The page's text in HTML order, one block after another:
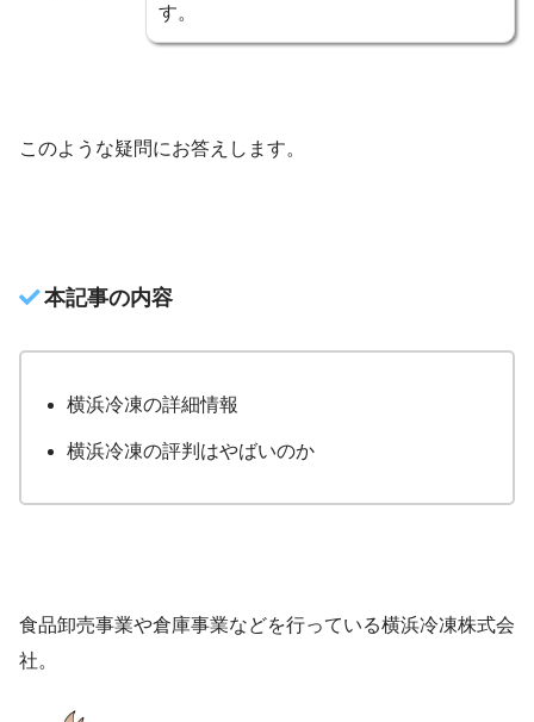
す。
このような疑問にお答えします。
本記事の内容
横浜冷凍の詳細情報
横浜冷凍の評判はやばいのか
食品卸売事業や倉庫事業などを行っている横浜冷凍株式会
社。